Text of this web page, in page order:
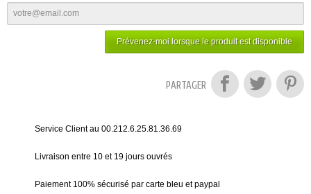
Prévenez-moi lorsque le produit est disponible
PARTAGER
Service Client au 00.212.6.25.81.36.69
Livraison entre 10 et 19 jours ouvrés
Paiement 100% sécurisé par carte bleu et paypal